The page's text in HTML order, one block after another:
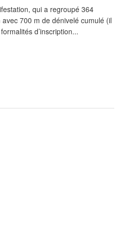
qui a regroupé 364
700 m de dénivelé cumulé (il
d’inscription...